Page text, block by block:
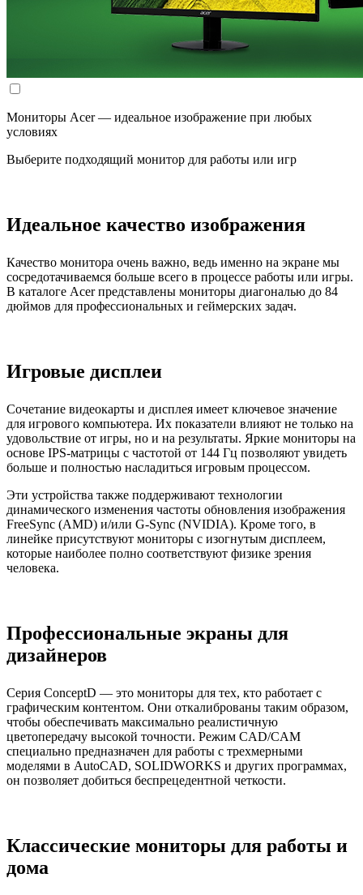
Мониторы Acer — идеальное изображение при любых
условиях
Выберите подходящий монитор для работы или игр
Идеальное качество изображения
Качество монитора очень важно, ведь именно на экране мы
сосредотачиваемся больше всего в процессе работы или игры.
В каталоге Acer представлены мониторы диагональю до 84
дюймов для профессиональных и геймерских задач.
Игровые дисплеи
Сочетание видеокарты и дисплея имеет ключевое значение
для игрового компьютера. Их показатели влияют не только на
удовольствие от игры, но и на результаты. Яркие мониторы на
основе IPS-матрицы с частотой от 144 Гц позволяют увидеть
больше и полностью насладиться игровым процессом.
Эти устройства также поддерживают технологии
динамического изменения частоты обновления изображения
FreeSync (AMD) и/или G-Sync (NVIDIA). Кроме того, в
линейке присутствуют мониторы с изогнутым дисплеем,
которые наиболее полно соответствуют физике зрения
человека.
Профессиональные экраны для
дизайнеров
Серия ConceptD — это мониторы для тех, кто работает с
графическим контентом. Они откалиброваны таким образом,
чтобы обеспечивать максимально реалистичную
цветопередачу высокой точности. Режим CAD/CAM
специально предназначен для работы с трехмерными
моделями в AutoCAD, SOLIDWORKS и других программах,
он позволяет добиться беспрецедентной четкости.
Классические мониторы для работы и
дома